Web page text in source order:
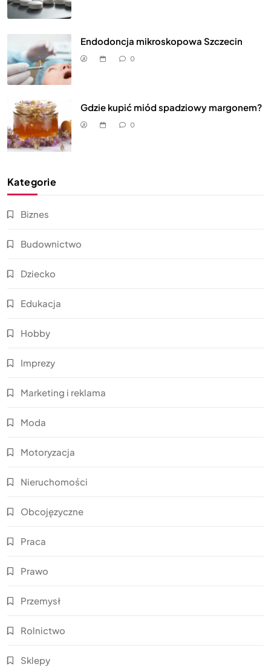
Endodoncja mikroskopowa Szczecin
0
Gdzie kupić miód spadziowy margonem?
0
Kategorie
Biznes
Budownictwo
Dziecko
Edukacja
Hobby
Imprezy
Marketing i reklama
Moda
Motoryzacja
Nieruchomości
Obcojęzyczne
Praca
Prawo
Przemysł
Rolnictwo
Sklepy